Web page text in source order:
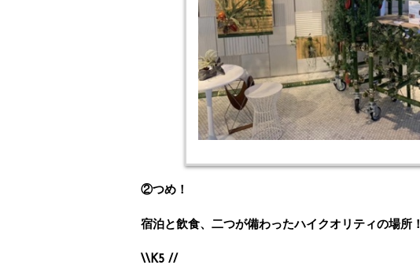
②つめ！
宿泊と飲食、二つが備わったハイクオリティの場所！
\\K5 //